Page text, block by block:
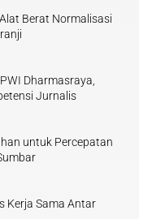
Berat Normalisasi
Dharmasraya,
Jurnalis
untuk Percepatan
Kerja Sama Antar